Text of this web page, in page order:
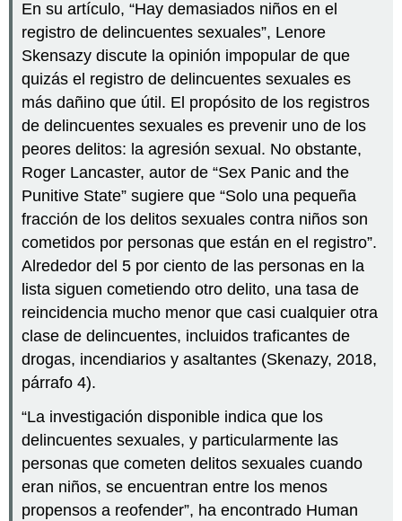
En su artículo, “Hay demasiados niños en el
registro de delincuentes sexuales”, Lenore
Skensazy discute la opinión impopular de que
quizás el registro de delincuentes sexuales es
más dañino que útil. El propósito de los registros
de delincuentes sexuales es prevenir uno de los
peores delitos: la agresión sexual. No obstante,
Roger Lancaster, autor de “Sex Panic and the
Punitive State” sugiere que “Solo una pequeña
fracción de los delitos sexuales contra niños son
cometidos por personas que están en el registro”.
Alrededor del 5 por ciento de las personas en la
lista siguen cometiendo otro delito, una tasa de
reincidencia mucho menor que casi cualquier otra
clase de delincuentes, incluidos traficantes de
drogas, incendiarios y asaltantes (Skenazy, 2018,
párrafo 4).
“La investigación disponible indica que los
delincuentes sexuales, y particularmente las
personas que cometen delitos sexuales cuando
eran niños, se encuentran entre los menos
propensos a reofender”, ha encontrado Human